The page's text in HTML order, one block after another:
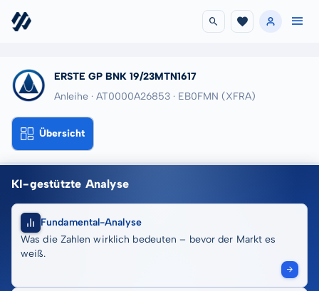
ERSTE GP BNK 19/23MTN1617
Anleihe · AT0000A26853 · EB0FMN (XFRA)
Übersicht
KI-gestützte Analyse
Fundamental-Analyse
Was die Zahlen wirklich bedeuten – bevor der Markt es
weiß.